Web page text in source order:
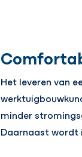
Het leveren van
minder
Daarnaast wordt